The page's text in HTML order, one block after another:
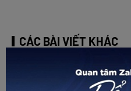
CÁC BÀI VIẾT KHÁC